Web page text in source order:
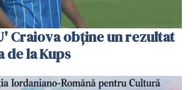
Craiova obține un rezultat
de la Kups